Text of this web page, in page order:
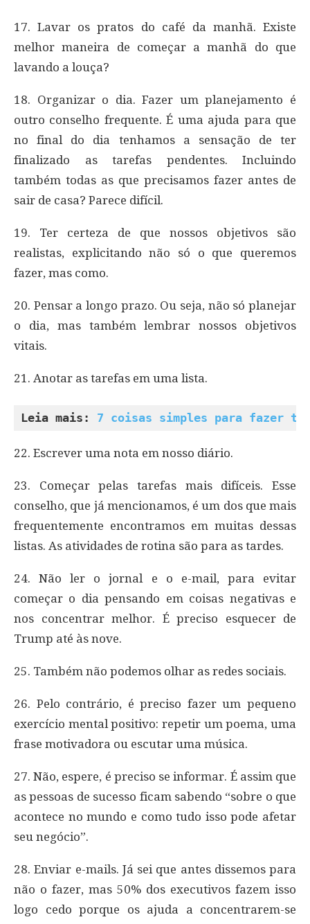
17. Lavar os pratos do café da manhã. Existe
melhor maneira de começar a manhã do que
lavando a louça?
18. Organizar o dia. Fazer um planejamento é
outro conselho frequente. É uma ajuda para que
no final do dia tenhamos a sensação de ter
finalizado as tarefas pendentes. Incluindo
também todas as que precisamos fazer antes de
sair de casa? Parece difícil.
19. Ter certeza de que nossos objetivos são
realistas, explicitando não só o que queremos
fazer, mas como.
20. Pensar a longo prazo. Ou seja, não só planejar
o dia, mas também lembrar nossos objetivos
vitais.
21. Anotar as tarefas em uma lista.
Leia mais: 7 coisas simples para fazer
22. Escrever uma nota em nosso diário.
23. Começar pelas tarefas mais difíceis. Esse
conselho, que já mencionamos, é um dos que mais
frequentemente encontramos em muitas dessas
listas. As atividades de rotina são para as tardes.
24. Não ler o jornal e o e-mail, para evitar
começar o dia pensando em coisas negativas e
nos concentrar melhor. É preciso esquecer de
Trump até às nove.
25. Também não podemos olhar as redes sociais.
26. Pelo contrário, é preciso fazer um pequeno
exercício mental positivo: repetir um poema, uma
frase motivadora ou escutar uma música.
27. Não, espere, é preciso se informar. É assim que
as pessoas de sucesso ficam sabendo “sobre o que
acontece no mundo e como tudo isso pode afetar
seu negócio”.
28. Enviar e-mails. Já sei que antes dissemos para
não o fazer, mas 50% dos executivos fazem isso
logo cedo porque os ajuda a concentrarem-se